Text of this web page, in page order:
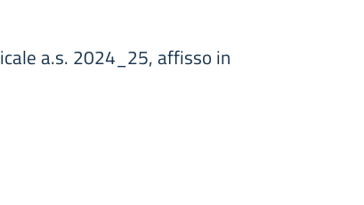
a.s. 2024_25, affisso in